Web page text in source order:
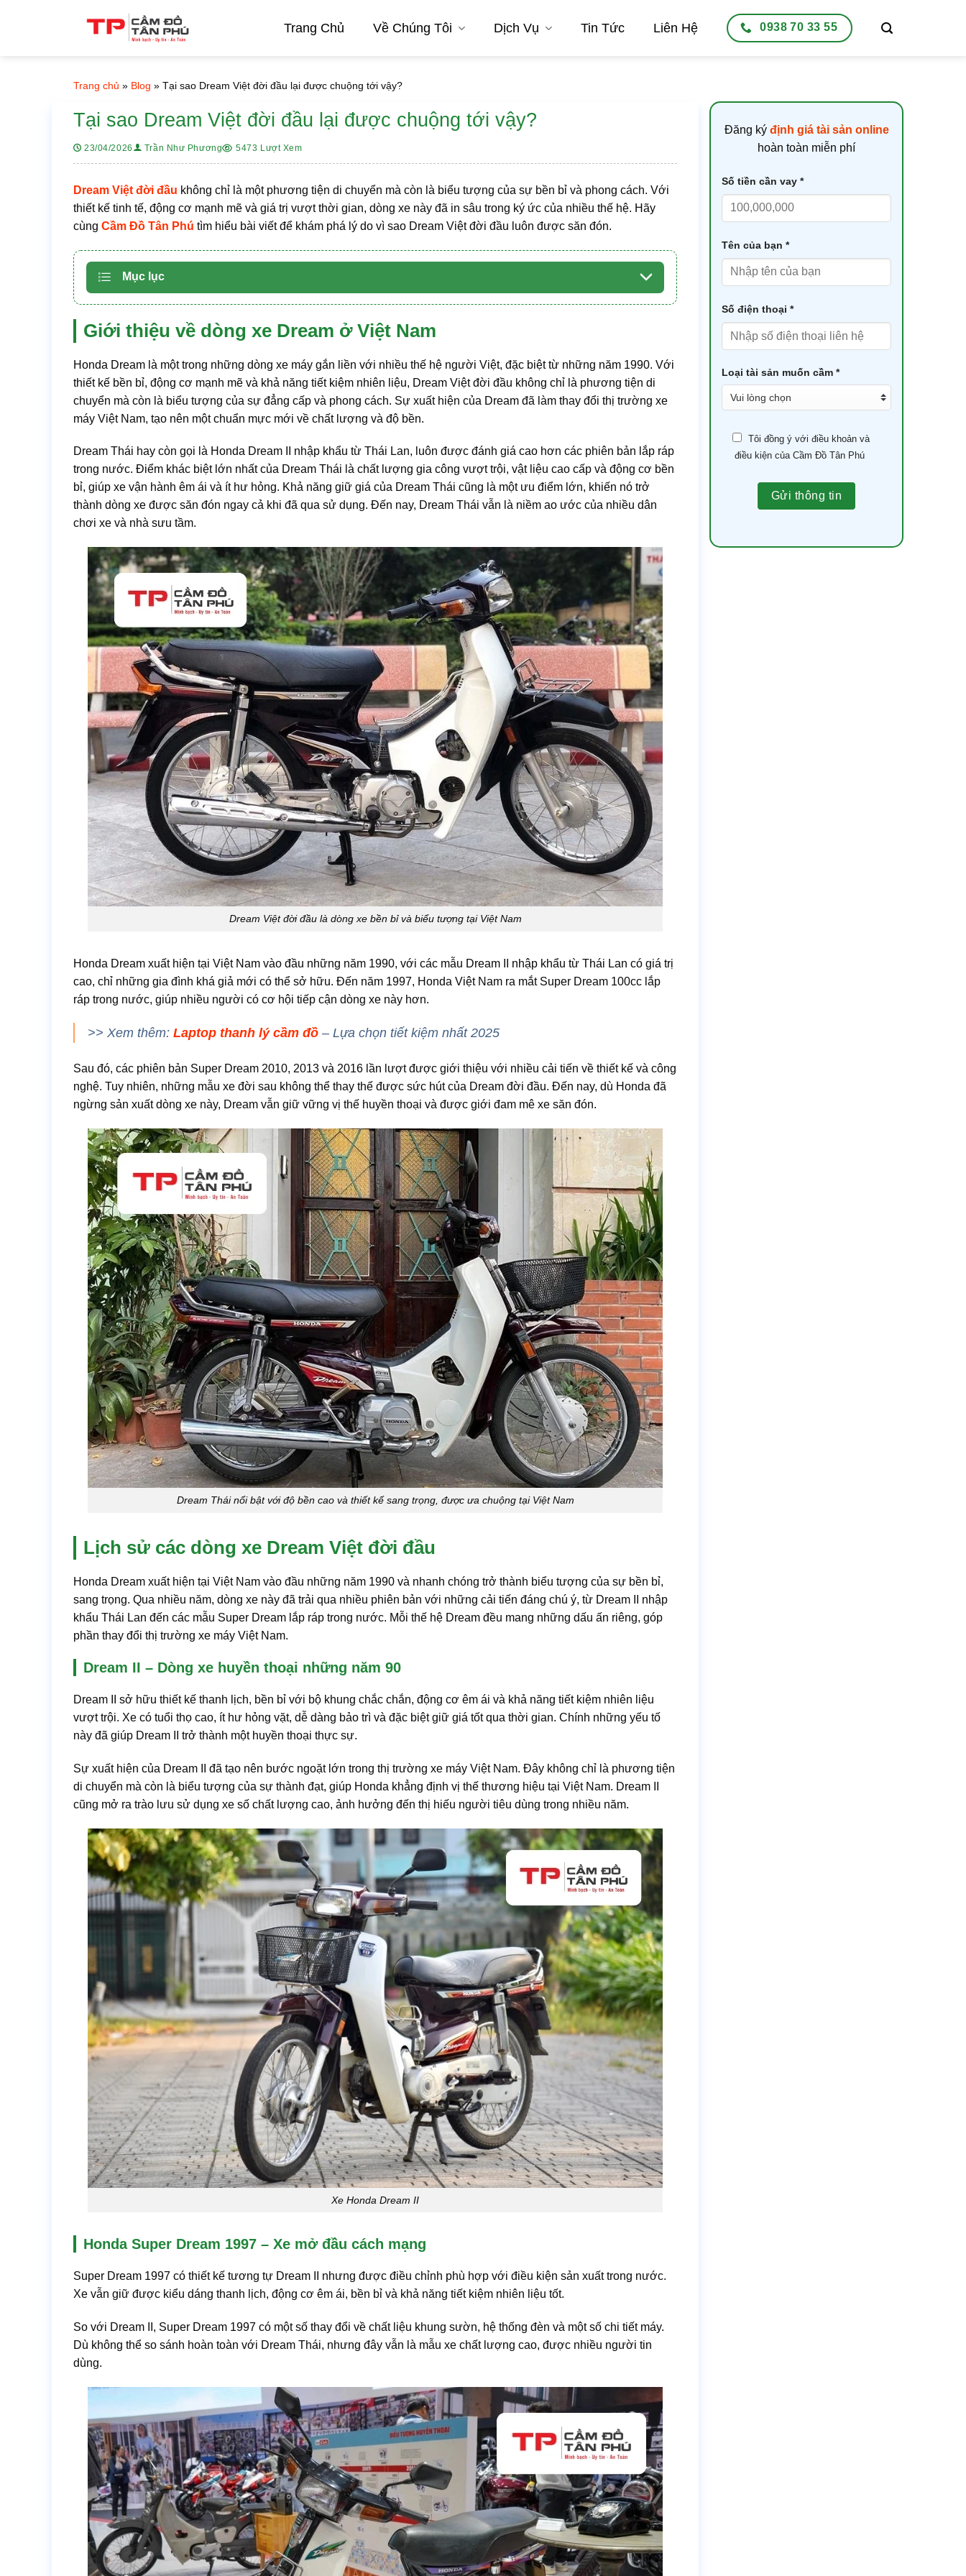
Trang Chủ Về Chúng Tôi Dịch Vụ Tin Tức Liên Hệ 0938 70 33 55
Trang chủ » Blog » Tại sao Dream Việt đời đầu lại được chuộng tới vậy?
Tại sao Dream Việt đời đầu lại được chuộng tới vậy?
23/04/2026 Trần Như Phương 5473 Lượt Xem
Dream Việt đời đầu không chỉ là một phương tiện di chuyển mà còn là biểu tượng của sự bền bỉ và phong cách. Với
thiết kế tinh tế, động cơ mạnh mẽ và giá trị vượt thời gian, dòng xe này đã in sâu trong ký ức của nhiều thế hệ. Hãy
cùng Cầm Đồ Tân Phú tìm hiểu bài viết để khám phá lý do vì sao Dream Việt đời đầu luôn được săn đón.
Mục lục
Giới thiệu về dòng xe Dream ở Việt Nam
Honda Dream là một trong những dòng xe máy gắn liền với nhiều thế hệ người Việt, đặc biệt từ những năm 1990. Với
thiết kế bền bỉ, động cơ mạnh mẽ và khả năng tiết kiệm nhiên liệu, Dream Việt đời đầu không chỉ là phương tiện di
chuyển mà còn là biểu tượng của sự đẳng cấp và phong cách. Sự xuất hiện của Dream đã làm thay đổi thị trường xe
máy Việt Nam, tạo nên một chuẩn mực mới về chất lượng và độ bền.
Dream Thái hay còn gọi là Honda Dream II nhập khẩu từ Thái Lan, luôn được đánh giá cao hơn các phiên bản lắp ráp
trong nước. Điểm khác biệt lớn nhất của Dream Thái là chất lượng gia công vượt trội, vật liệu cao cấp và động cơ bền
bỉ, giúp xe vận hành êm ái và ít hư hỏng. Khả năng giữ giá của Dream Thái cũng là một ưu điểm lớn, khiến nó trở
thành dòng xe được săn đón ngay cả khi đã qua sử dụng. Đến nay, Dream Thái vẫn là niềm ao ước của nhiều dân
chơi xe và nhà sưu tầm.
Dream Việt đời đầu là dòng xe bền bỉ và biểu tượng tại Việt Nam
Honda Dream xuất hiện tại Việt Nam vào đầu những năm 1990, với các mẫu Dream II nhập khẩu từ Thái Lan có giá trị
cao, chỉ những gia đình khá giả mới có thể sở hữu. Đến năm 1997, Honda Việt Nam ra mắt Super Dream 100cc lắp
ráp trong nước, giúp nhiều người có cơ hội tiếp cận dòng xe này hơn.
>> Xem thêm: Laptop thanh lý cầm đồ– Lựa chọn tiết kiệm nhất 2025
Sau đó, các phiên bản Super Dream 2010, 2013 và 2016 lần lượt được giới thiệu với nhiều cải tiến về thiết kế và công
nghệ. Tuy nhiên, những mẫu xe đời sau không thể thay thế được sức hút của Dream đời đầu. Đến nay, dù Honda đã
ngừng sản xuất dòng xe này, Dream vẫn giữ vững vị thế huyền thoại và được giới đam mê xe săn đón.
Dream Thái nổi bật với độ bền cao và thiết kế sang trọng, được ưa chuộng tại Việt Nam
Lịch sử các dòng xe Dream Việt đời đầu
Honda Dream xuất hiện tại Việt Nam vào đầu những năm 1990 và nhanh chóng trở thành biểu tượng của sự bền bỉ,
sang trọng. Qua nhiều năm, dòng xe này đã trải qua nhiều phiên bản với những cải tiến đáng chú ý, từ Dream II nhập
khẩu Thái Lan đến các mẫu Super Dream lắp ráp trong nước. Mỗi thế hệ Dream đều mang những dấu ấn riêng, góp
phần thay đổi thị trường xe máy Việt Nam.
Dream II – Dòng xe huyền thoại những năm 90
Dream II sở hữu thiết kế thanh lịch, bền bỉ với bộ khung chắc chắn, động cơ êm ái và khả năng tiết kiệm nhiên liệu
vượt trội. Xe có tuổi thọ cao, ít hư hỏng vặt, dễ dàng bảo trì và đặc biệt giữ giá tốt qua thời gian. Chính những yếu tố
này đã giúp Dream II trở thành một huyền thoại thực sự.
Sự xuất hiện của Dream II đã tạo nên bước ngoặt lớn trong thị trường xe máy Việt Nam. Đây không chỉ là phương tiện
di chuyển mà còn là biểu tượng của sự thành đạt, giúp Honda khẳng định vị thế thương hiệu tại Việt Nam. Dream II
cũng mở ra trào lưu sử dụng xe số chất lượng cao, ảnh hưởng đến thị hiếu người tiêu dùng trong nhiều năm.
Xe Honda Dream II
Honda Super Dream 1997 – Xe mở đầu cách mạng
Super Dream 1997 có thiết kế tương tự Dream II nhưng được điều chỉnh phù hợp với điều kiện sản xuất trong nước.
Xe vẫn giữ được kiểu dáng thanh lịch, động cơ êm ái, bền bỉ và khả năng tiết kiệm nhiên liệu tốt.
So với Dream II, Super Dream 1997 có một số thay đổi về chất liệu khung sườn, hệ thống đèn và một số chi tiết máy.
Dù không thể so sánh hoàn toàn với Dream Thái, nhưng đây vẫn là mẫu xe chất lượng cao, được nhiều người tin
dùng.
Đăng ký định giá tài sản online
hoàn toàn miễn phí
Số tiền cần vay *
Tên của bạn *
Số điện thoại *
Loại tài sản muốn cầm *
Tôi đồng ý với điều khoản và
điều kiện của Cầm Đồ Tân Phú